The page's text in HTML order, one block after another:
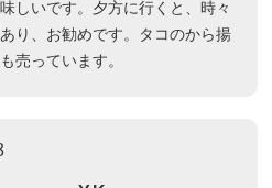
しいです。夕方に行くと、時々
り、お勧めです。タコのから揚
売っています。